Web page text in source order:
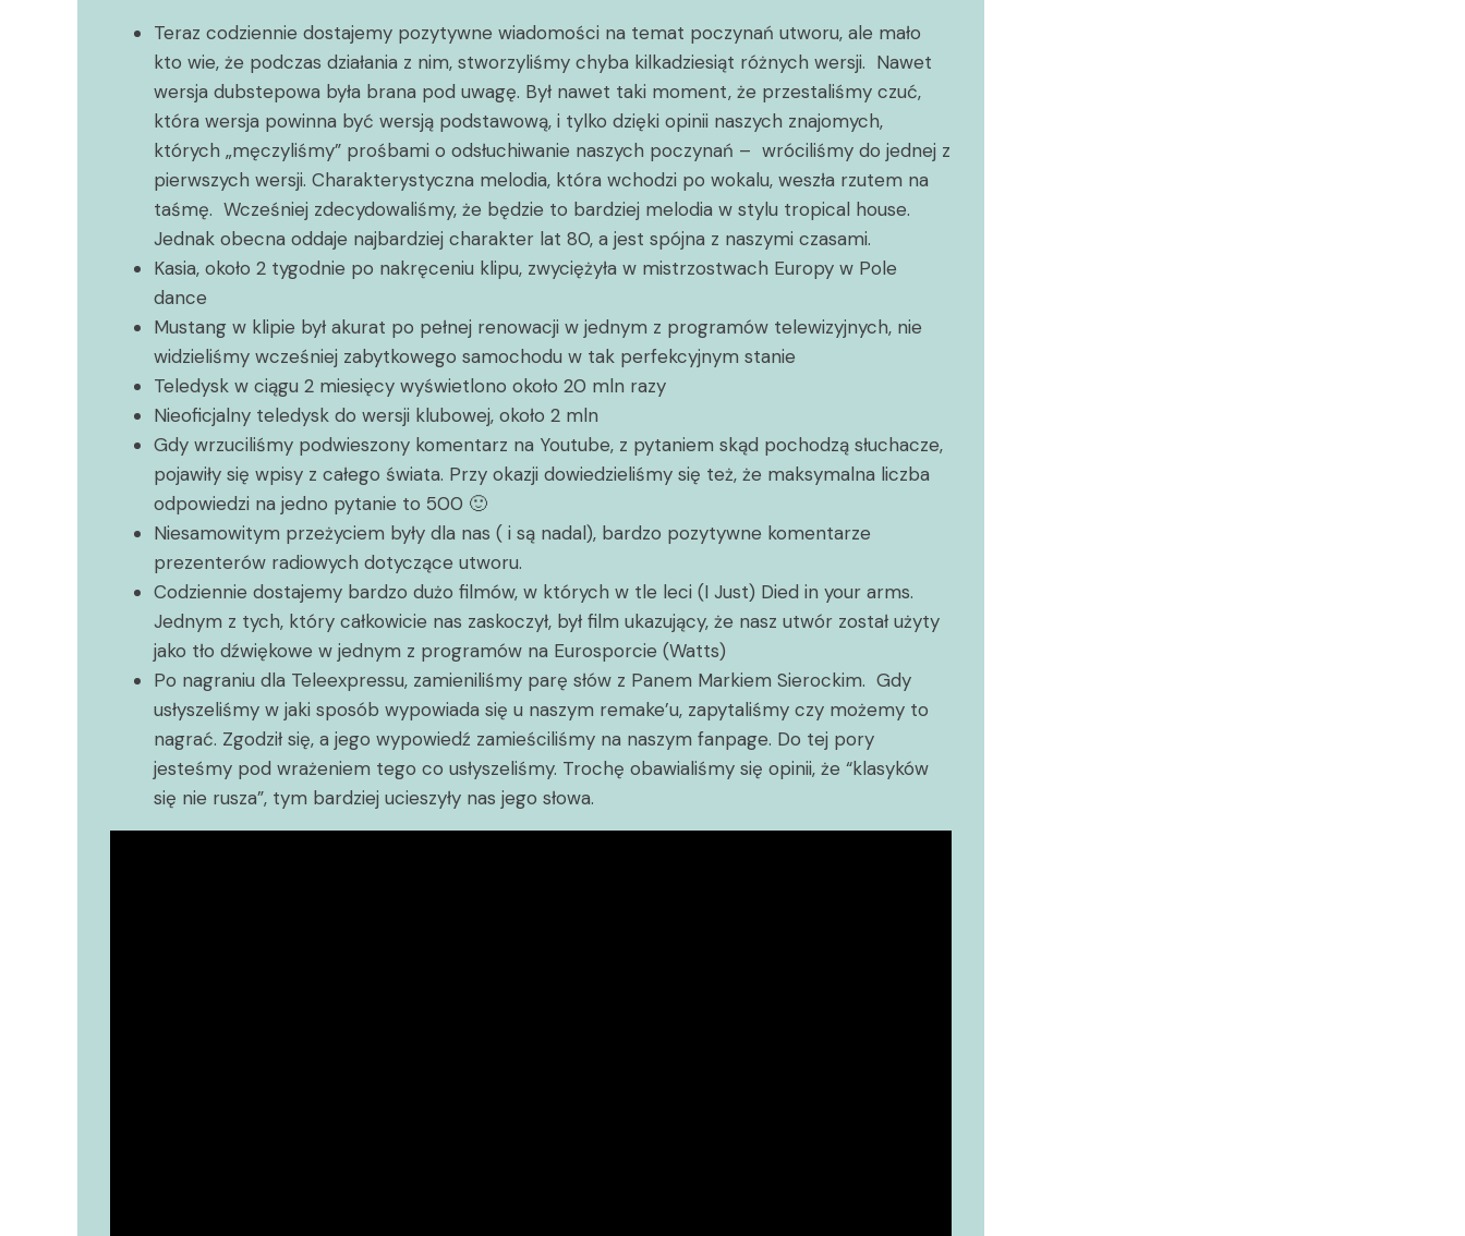
Teraz codziennie dostajemy pozytywne wiadomości na temat poczynań utworu, ale mało
kto wie, że podczas działania z nim, stworzyliśmy chyba kilkadziesiąt różnych wersji. Nawet
wersja dubstepowa była brana pod uwagę. Był nawet taki moment, że przestaliśmy czuć,
która wersja powinna być wersją podstawową, i tylko dzięki opinii naszych znajomych,
których „męczyliśmy” prośbami o odsłuchiwanie naszych poczynań – wróciliśmy do jednej z
pierwszych wersji. Charakterystyczna melodia, która wchodzi po wokalu, weszła rzutem na
taśmę. Wcześniej zdecydowaliśmy, że będzie to bardziej melodia w stylu tropical house.
Jednak obecna oddaje najbardziej charakter lat 80, a jest spójna z naszymi czasami.
Kasia, około 2 tygodnie po nakręceniu klipu, zwyciężyła w mistrzostwach Europy w Pole
dance
Mustang w klipie był akurat po pełnej renowacji w jednym z programów telewizyjnych, nie
widzieliśmy wcześniej zabytkowego samochodu w tak perfekcyjnym stanie
Teledysk w ciągu 2 miesięcy wyświetlono około 20 mln razy
Nieoficjalny teledysk do wersji klubowej, około 2 mln
Gdy wrzuciliśmy podwieszony komentarz na Youtube, z pytaniem skąd pochodzą słuchacze,
pojawiły się wpisy z całego świata. Przy okazji dowiedzieliśmy się też, że maksymalna liczba
odpowiedzi na jedno pytanie to 500 🙂
Niesamowitym przeżyciem były dla nas ( i są nadal), bardzo pozytywne komentarze
prezenterów radiowych dotyczące utworu.
Codziennie dostajemy bardzo dużo filmów, w których w tle leci (I Just) Died in your arms.
Jednym z tych, który całkowicie nas zaskoczył, był film ukazujący, że nasz utwór został użyty
jako tło dźwiękowe w jednym z programów na Eurosporcie (Watts)
Po nagraniu dla Teleexpressu, zamieniliśmy parę słów z Panem Markiem Sierockim. Gdy
usłyszeliśmy w jaki sposób wypowiada się u naszym remake’u, zapytaliśmy czy możemy to
nagrać. Zgodził się, a jego wypowiedź zamieściliśmy na naszym fanpage. Do tej pory
jesteśmy pod wrażeniem tego co usłyszeliśmy. Trochę obawialiśmy się opinii, że “klasyków
się nie rusza”, tym bardziej ucieszyły nas jego słowa.